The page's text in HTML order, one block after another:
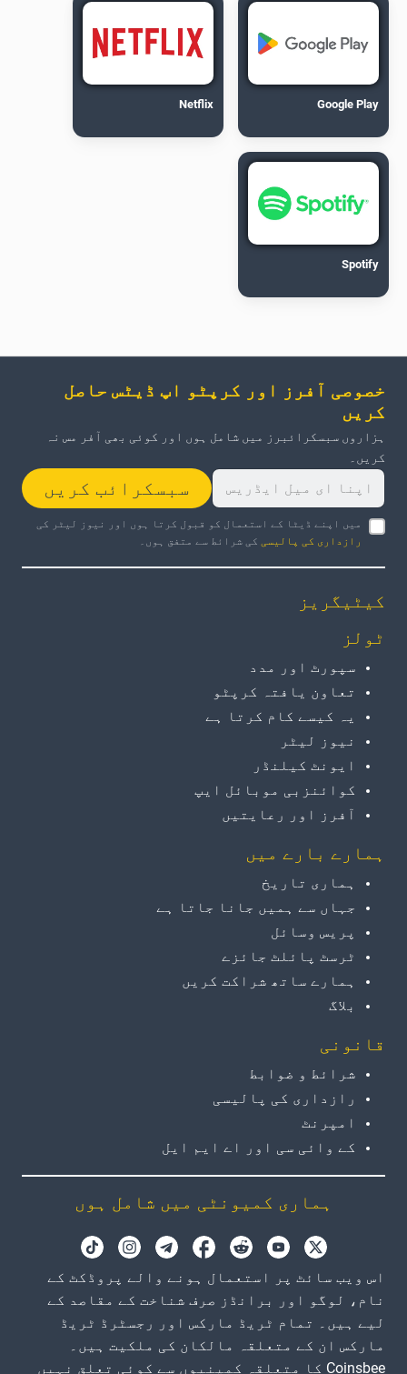
Google Play
Netflix
Spotify
خصوصی آفرز اور کرپٹو اپ ڈیٹس حاصل
کریں
ہزاروں سبسکرائبرز میں شامل ہوں اور کوئی بھی آفر مس نہ
کریں۔
سبسکرائب کریں
میں اپنے ڈیٹا کے استعمال کو قبول کرتا ہوں اور نیوز لیٹر کی
رازداری کی پالیسی
کی شرائط سے متفق ہوں۔
کیٹیگریز
ٹولز
سپورٹ اور مدد
تعاون یافتہ کرپٹو
یہ کیسے کام کرتا ہے
نیوز لیٹر
ایونٹ کیلنڈر
کوائنزبی موبائل ایپ
آفرز اور رعایتیں
ہمارے بارے میں
ہماری تاریخ
جہاں سے ہمیں جانا جاتا ہے
پریس وسائل
ٹرسٹ پائلٹ جائزے
ہمارے ساتھ شراکت کریں
بلاگ
قانونی
شرائط و ضوابط
رازداری کی پالیسی
امپرنٹ
کے وائی سی اور اے ایم ایل
ہماری کمیونٹی میں شامل ہوں
اس ویب سائٹ پر استعمال ہونے والے پروڈکٹ کے
نام، لوگو اور برانڈز صرف شناخت کے مقاصد کے
لیے ہیں۔ تمام ٹریڈ مارکس اور رجسٹرڈ ٹریڈ
مارکس ان کے متعلقہ مالکان کی ملکیت ہیں۔
Coinsbee کا متعلقہ کمپنیوں سے کوئی تعلق نہیں